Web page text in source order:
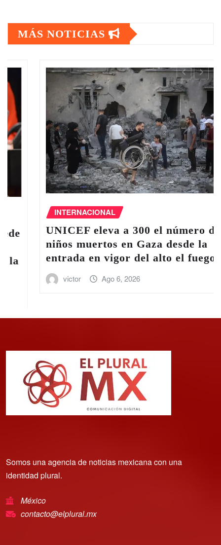
MÁS NOTICIAS
de
el fuego
DEPORTES
México clasifica al
tras golear a Panamá
Concacaf
victor
Somos una agencia de noticias mexicana con una
identidad plural.
México
contacto@elplural.mx